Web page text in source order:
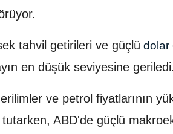
tahvil getirileri ve güçlü dolar
en düşük seviyesine geriledi.
ve petrol fiyatlarının
tutarken, ABD'de güçlü